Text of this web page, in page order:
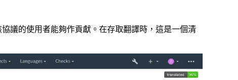
協議的使用者能夠作貢獻。在存取翻譯時，這是一個清